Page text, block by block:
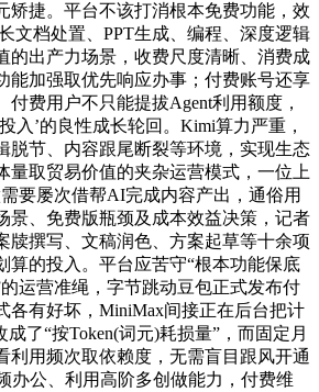
矫捷。平台不该打消根本免费功能，效
文档处置、PPT生成、编程、深度逻辑
的出产力场景，收费尺度清晰、消费成
能加强取优先响应办事；付费账号还享
付费用户不只能提拔Agent利用额度，
’的良性成长轮回。Kimi算力严重，
脱节、内容跟尾断裂等环境，实现生态
量取贸易价值的夹杂运营模式，一位上
要屡次借帮AI完成内容产出，通俗用
景、免费版瓶颈及成本效益决策，记者
牍撰写、文稿润色、方案起草等十余项
算的投入。平台应苦守“根本功能保底
运营准绳，字节跳动豆包正式发布付
各有好坏，MiniMax间接正在后台把计
成了“按Token(词元)耗损量”，而固定月
利用频次取依赖度，无需盲目跟风开通
办公、利用高阶多创做能力，付费维